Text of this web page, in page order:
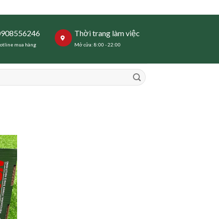
mua hàng
Thời trang làm việc
Mở cửa: 8:00 - 22:00